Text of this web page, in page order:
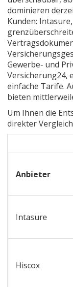
dominieren
Kunden: Intasure,
Gewerbe- und
Versicherung24,
einfache Tarife.
bieten
Um Ihnen die
direkter
Anbieter
Intasure
Hiscox